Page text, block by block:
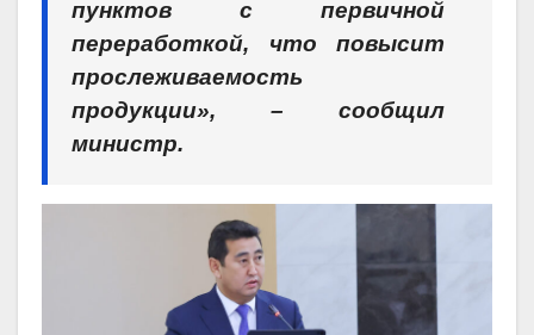
пунктов с первичной
переработкой, что повысит
прослеживаемость
продукции», – сообщил
министр.